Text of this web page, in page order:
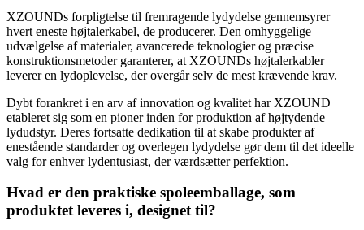
XZOUNDs forpligtelse til fremragende lydydelse gennemsyrer
hvert eneste højtalerkabel, de producerer. Den omhyggelige
udvælgelse af materialer, avancerede teknologier og præcise
konstruktionsmetoder garanterer, at XZOUNDs højtalerkabler
leverer en lydoplevelse, der overgår selv de mest krævende krav.
Dybt forankret i en arv af innovation og kvalitet har XZOUND
etableret sig som en pioner inden for produktion af højtydende
lydudstyr. Deres fortsatte dedikation til at skabe produkter af
enestående standarder og overlegen lydydelse gør dem til det ideelle
valg for enhver lydentusiast, der værdsætter perfektion.
Hvad er den praktiske spoleemballage, som
produktet leveres i, designet til?